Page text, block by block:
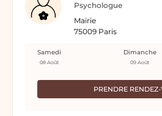
Psychologue
Mairie
75009 Paris
PRENDRE
Samedi
08 Août
Dimanche
09 Août